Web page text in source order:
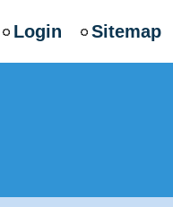
Login Sitemap